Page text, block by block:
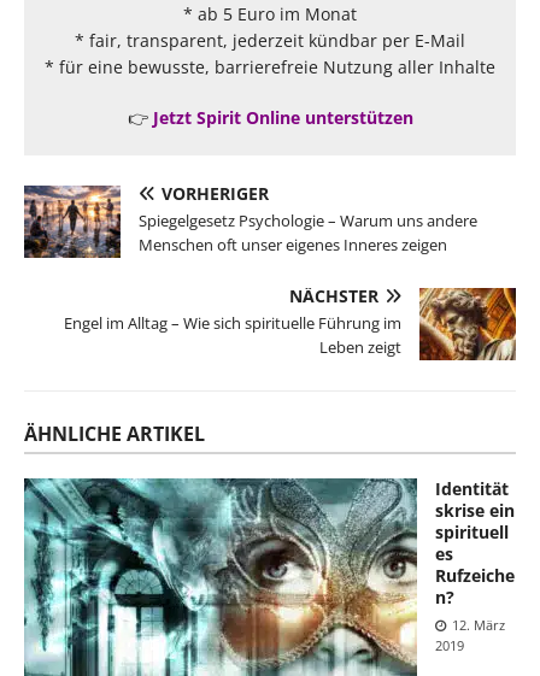
* ab 5 Euro im Monat
* fair, transparent, jederzeit kündbar per E-Mail
* für eine bewusste, barrierefreie Nutzung aller Inhalte
👉 Jetzt Spirit Online unterstützen
VORHERIGER
Spiegelgesetz Psychologie – Warum uns andere
Menschen oft unser eigenes Inneres zeigen
NÄCHSTER
Engel im Alltag – Wie sich spirituelle Führung im
Leben zeigt
ÄHNLICHE ARTIKEL
Identität
skrise ein
spirituell
es
Rufzeiche
n?
12. März
2019